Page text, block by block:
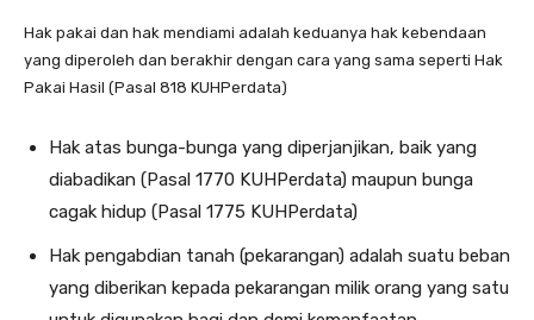
Hak pakai dan hak mendiami adalah keduanya hak kebendaan
yang diperoleh dan berakhir dengan cara yang sama seperti Hak
Pakai Hasil (Pasal 818 KUHPerdata)
Hak atas bunga-bunga yang diperjanjikan, baik yang
diabadikan (Pasal 1770 KUHPerdata) maupun bunga
cagak hidup (Pasal 1775 KUHPerdata)
Hak pengabdian tanah (pekarangan) adalah suatu beban
yang diberikan kepada pekarangan milik orang yang satu